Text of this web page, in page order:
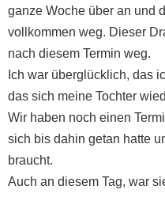
ganze Woche über an und
vollkommen weg. Dieser
nach diesem Termin weg.
Ich war überglücklich, das
das sich meine Tochter
Wir haben noch einen
sich bis dahin getan hatte
braucht.
Auch an diesem Tag, war